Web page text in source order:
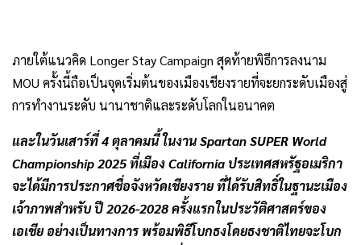
ภายใต้แนวคิด Longer Stay Campaign สุดท้ายพิธีการลงนาม
MOU ครั้งนี้ถือเป็นจุดเริ่มต้นของเมืองเชียงรายที่จะยกระดับเมืองสู่
การทำงานระดับ นานาชาติและระดับโลกในอนาคต
และในวันเสาร์ที่ 4 ตุลาคมนี้ ในงาน Spartan SUPER World
Championship 2025 ที่เมือง California ประเทศสหรัฐอเมริกา
จะได้มีการประกาศชื่อจังหวัดเชียงราย ที่ได้รับสิทธิ์ในฐานะเมือง
เจ้าภาพสำหรับ ปี 2026-2028 ครั้งแรกในประวัติศาสตร์ของ
เอเชีย อย่างเป็นทางการ พร้อมพิธีโบกธงโดยธงชาติไทยจะโบก